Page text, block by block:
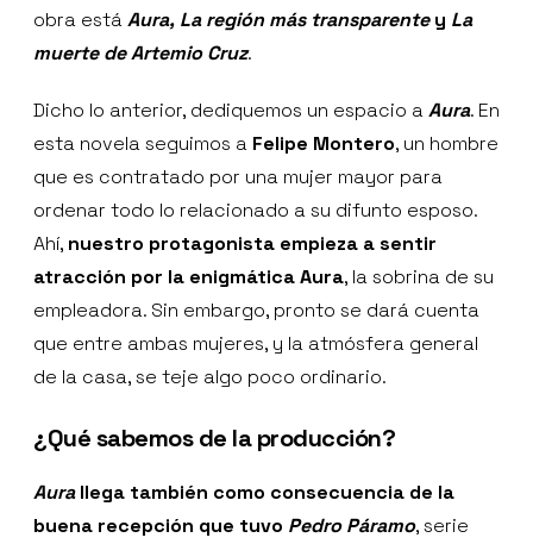
obra estáAura, La región más transparentey La
muerte de Artemio Cruz.
Dicho lo anterior, dediquemos un espacio aAura. En
esta novela seguimos a Felipe Montero, un hombre
que es contratado por una mujer mayor para
ordenar todo lo relacionado a su difunto esposo.
Ahí, nuestro protagonista empieza a sentir
atracción por la enigmática Aura, la sobrina de su
empleadora. Sin embargo, pronto se dará cuenta
que entre ambas mujeres, y la atmósfera general
de la casa, se teje algo poco ordinario.
¿Qué sabemos de la producción?
Aurallega también como consecuencia de la
buena recepción que tuvo Pedro Páramo, serie